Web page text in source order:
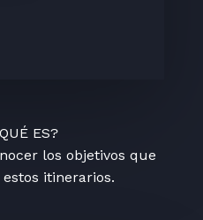
ES?
los objetivos que
itinerarios.